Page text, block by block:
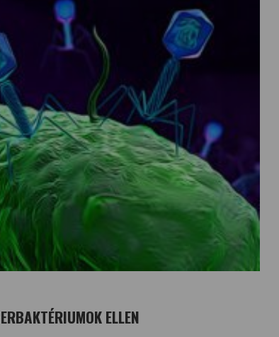
ELLEN